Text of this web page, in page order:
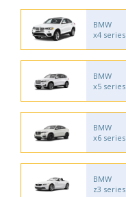
BMW
x4 series
BMW
x5 series
BMW
x6 series
BMW
z3 series